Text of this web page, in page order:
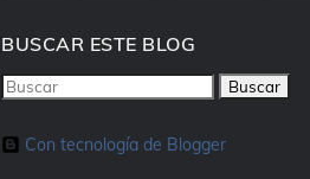
BUSCAR ESTE BLOG
Con tecnología de Blogger